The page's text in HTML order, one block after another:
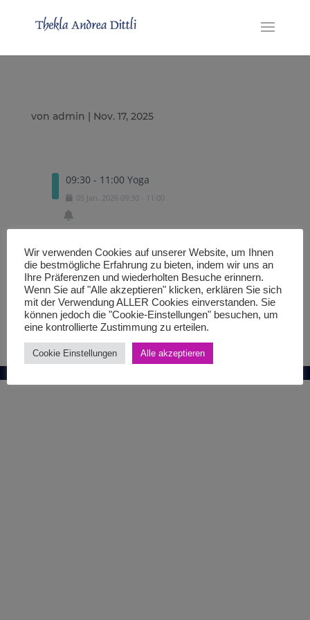
von admin | Nov. 17, 2025
09:30 - 11:00 Yoga
05 Jan. 2026 09:30 - 11:00
Exportiere eine .ICS Datei
Importiere in den Google Kalender
Wir verwenden Cookies auf unserer Website, um Ihnen
die bestmögliche Erfahrung zu bieten, indem wir uns an
Ihre Präferenzen und wiederholten Besuche erinnern.
Wenn Sie auf "Alle akzeptieren" klicken, erklären Sie sich
mit der Verwendung ALLER Cookies einverstanden. Sie
können jedoch die "Cookie-Einstellungen" besuchen, um
eine kontrollierte Zustimmung zu erteilen.
Cookie Einstellungen Alle akzeptieren